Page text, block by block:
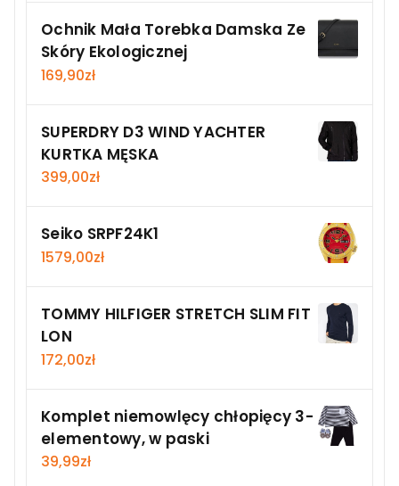
Ochnik Mała Torebka Damska Ze
Skóry Ekologicznej
169,90zł
SUPERDRY D3 WIND YACHTER
KURTKA MĘSKA
399,00zł
Seiko SRPF24K1
1579,00zł
TOMMY HILFIGER STRETCH SLIM FIT
LON
172,00zł
Komplet niemowlęcy chłopięcy 3-
elementowy, w paski
39,99zł